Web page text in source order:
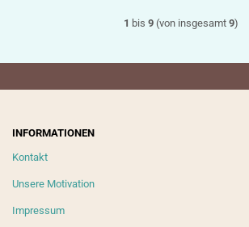
1 bis 9 (von insgesamt 9)
INFORMATIONEN
Kontakt
Unsere Motivation
Impressum